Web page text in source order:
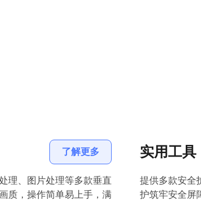
了解更多
理、图片处理等多款垂直
质，操作简单易上手，满
实用工具
提供多款安全
护筑牢安全屏